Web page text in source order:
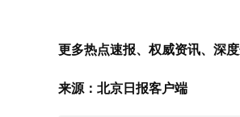
更多热点速报、权威资讯、深
来源：北京日报客户端